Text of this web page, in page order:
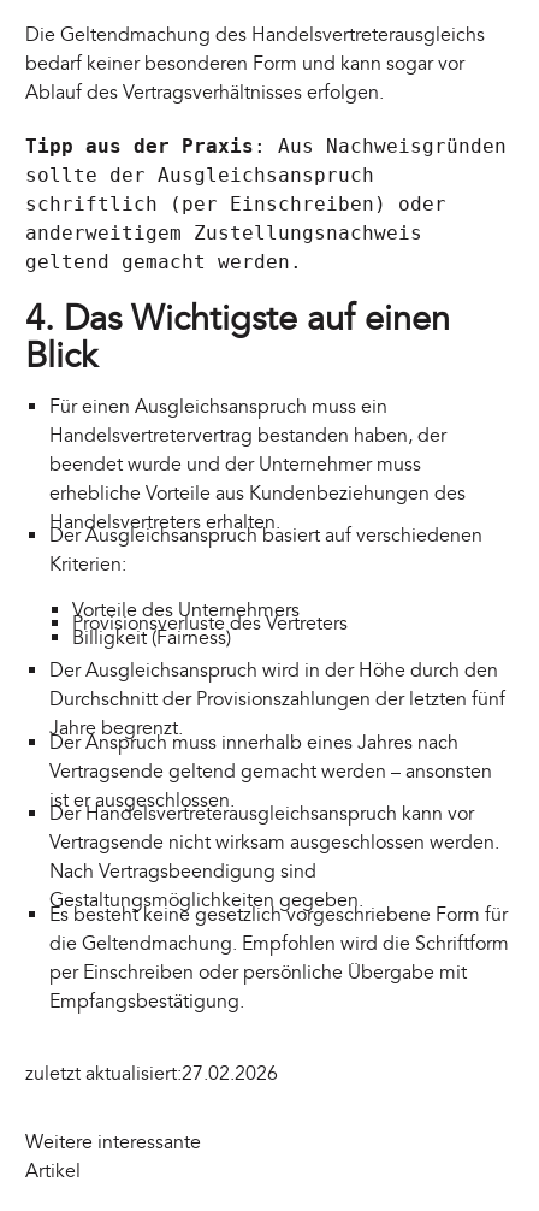
Die Geltendmachung des Handelsvertreterausgleichs
bedarf keiner besonderen Form und kann sogar vor
Ablauf des Vertragsverhältnisses erfolgen.
Tipp aus der Praxis : Aus Nachweisgründen
sollte der Ausgleichsanspruch
schriftlich (per Einschreiben) oder
anderweitigem Zustellungsnachweis
geltend gemacht werden.
4. Das Wichtigste auf einen
Blick
Für einen Ausgleichsanspruch muss ein
Handelsvertretervertrag bestanden haben, der
beendet wurde und der Unternehmer muss
erhebliche Vorteile aus Kundenbeziehungen des
Handelsvertreters erhalten.
Der Ausgleichsanspruch basiert auf verschiedenen
Kriterien:
Vorteile des Unternehmers
Provisionsverluste des Vertreters
Billigkeit (Fairness)
Der Ausgleichsanspruch wird in der Höhe durch den
Durchschnitt der Provisionszahlungen der letzten fünf
Jahre begrenzt.
Der Anspruch muss innerhalb eines Jahres nach
Vertragsende geltend gemacht werden – ansonsten
ist er ausgeschlossen.
Der Handelsvertreterausgleichsanspruch kann vor
Vertragsende nicht wirksam ausgeschlossen werden.
Nach Vertragsbeendigung sind
Gestaltungsmöglichkeiten gegeben.
Es besteht keine gesetzlich vorgeschriebene Form für
die Geltendmachung. Empfohlen wird die Schriftform
per Einschreiben oder persönliche Übergabe mit
Empfangsbestätigung.
zuletzt aktualisiert:27.02.2026
Weitere interessante
Artikel